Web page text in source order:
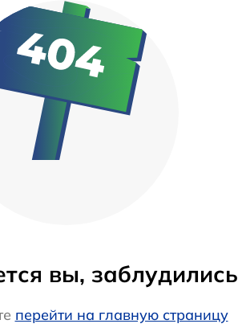
вы, заблудились
перейти на главную страницу